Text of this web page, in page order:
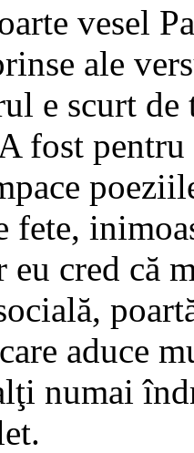
vesel
ale
e scurt
fost
fete,
eu cred că
aduce
numai